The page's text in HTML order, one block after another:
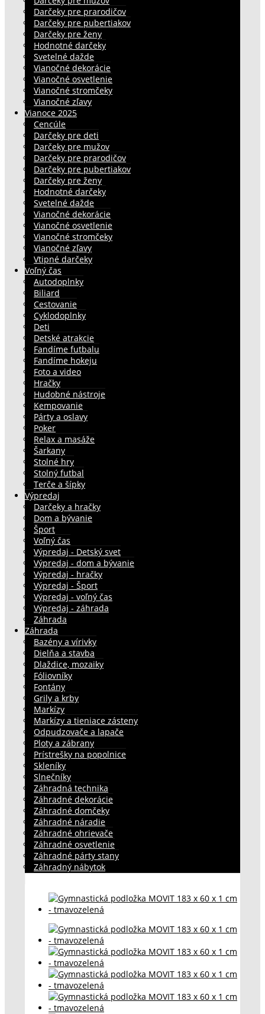
Darčeky pre prarodičov
Darčeky pre pubertiakov
Darčeky pre ženy
Hodnotné darčeky
Svetelné dažde
Vianočné dekorácie
Vianočné osvetlenie
Vianočné stromčeky
Vianočné zľavy
Vianoce 2025
Cencúle
Darčeky pre deti
Darčeky pre mužov
Darčeky pre prarodičov
Darčeky pre pubertiakov
Darčeky pre ženy
Hodnotné darčeky
Svetelné dažde
Vianočné dekorácie
Vianočné osvetlenie
Vianočné stromčeky
Vianočné zľavy
Vtipné darčeky
Voľný čas
Autodoplnky
Biliard
Cestovanie
Cyklodoplnky
Deti
Detské atrakcie
Fandíme futbalu
Fandíme hokeju
Foto a video
Hračky
Hudobné nástroje
Kempovanie
Párty a oslavy
Poker
Relax a masáže
Šarkany
Stolné hry
Stolný futbal
Terče a šípky
Výpredaj
Darčeky a hračky
Dom a bývanie
Šport
Voľný čas
Výpredaj - Detský svet
Výpredaj - dom a bývanie
Výpredaj - hračky
Výpredaj - Šport
Výpredaj - voľný čas
Výpredaj - záhrada
Záhrada
Záhrada
Bazény a vírivky
Dielňa a stavba
Dlaždice, mozaiky
Fóliovníky
Fontány
Grily a krby
Markízy
Markízy a tieniace zásteny
Odpudzovače a lapače
Ploty a zábrany
Prístrešky na popolnice
Skleníky
Slnečníky
Záhradná technika
Záhradné dekorácie
Záhradné domčeky
Záhradné náradie
Záhradné ohrievače
Záhradné osvetlenie
Záhradné párty stany
Záhradný nábytok